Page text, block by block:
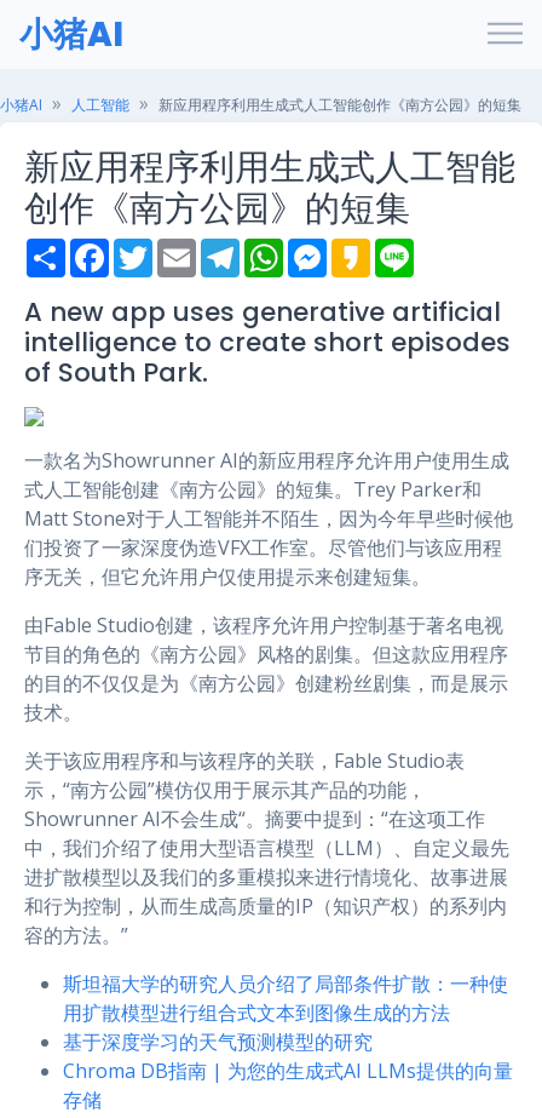
小猪AI
小猪AI 人工智能 新应用程序利用生成式人工智能创作《南方公园》的短集
新应用程序利用生成式人工智能
创作《南方公园》的短集
S
h
r
e
F
a
e
b
o
o
k
T
w
t
t
e
r
E
m
i
l
T
e
e
g
r
W
h
t
s
A
M
e
s
e
n
K
a
a
o
e
A new app uses generative artificial
intelligence to create short episodes
of South Park.
一款名为Showrunner AI的新应用程序允许用户使用生成
式人工智能创建《南方公园》的短集。Trey Parker和
Matt Stone对于人工智能并不陌生，因为今年早些时候他
们投资了一家深度伪造VFX工作室。尽管他们与该应用程
序无关，但它允许用户仅使用提示来创建短集。
由Fable Studio创建，该程序允许用户控制基于著名电视
节目的角色的《南方公园》风格的剧集。但这款应用程序
的目的不仅仅是为《南方公园》创建粉丝剧集，而是展示
技术。
关于该应用程序和与该程序的关联，Fable Studio表
示，“南方公园”模仿仅用于展示其产品的功能，
Showrunner AI不会生成“。摘要中提到：“在这项工作
中，我们介绍了使用大型语言模型（LLM）、自定义最先
进扩散模型以及我们的多重模拟来进行情境化、故事进展
和行为控制，从而生成高质量的IP（知识产权）的系列内
容的方法。”
斯坦福大学的研究人员介绍了局部条件扩散：一种使
用扩散模型进行组合式文本到图像生成的方法
基于深度学习的天气预测模型的研究
Chroma DB指南 | 为您的生成式AI LLMs提供的向量
存储